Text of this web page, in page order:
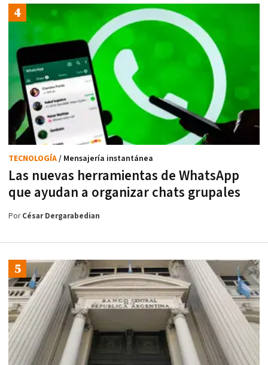
Las nuevas herramientas de WhatsApp
que ayudan a organizar chats grupales
TECNOLOGÍA/ Mensajería instantánea
PorCésar Dergarabedian